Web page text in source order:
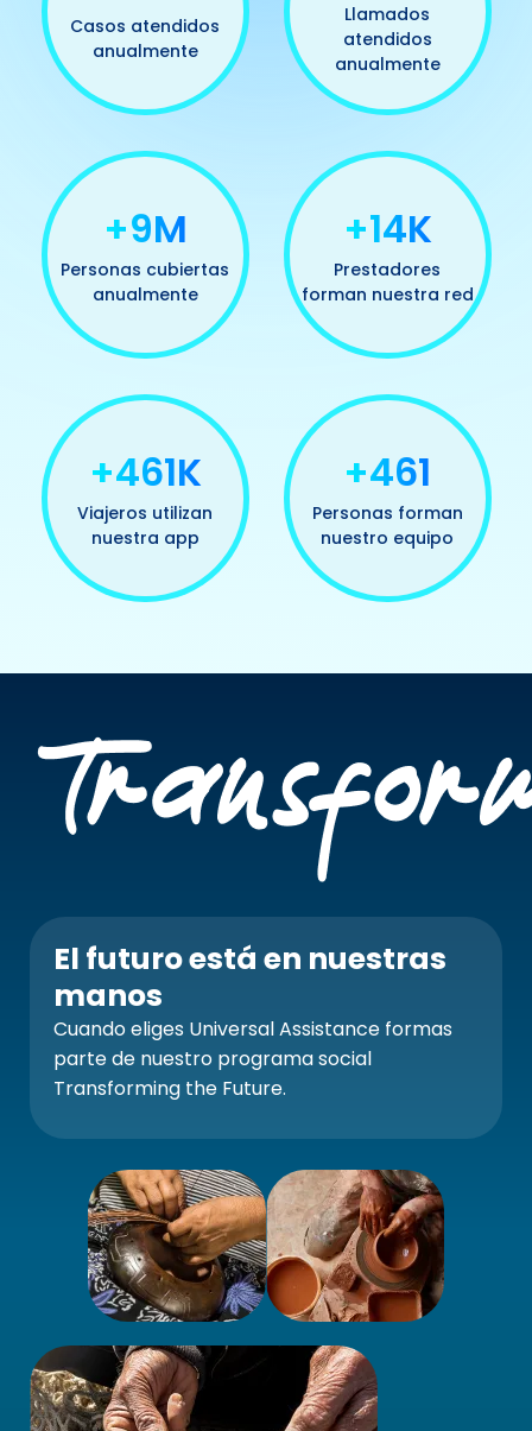
Casos atendidos
anualmente
Llamados
atendidos
anualmente
+10M
Personas cubiertas
anualmente
+15K
Prestadores
forman nuestra red
+497K
Viajeros utilizan
nuestra app
+497
Personas forman
nuestro equipo
El futuro está en nuestras
manos
Cuando eliges Universal Assistance formas
parte de nuestro programa social
Transforming the Future.